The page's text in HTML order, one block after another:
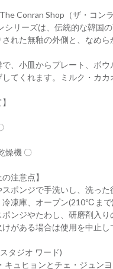
Conran Shop（ザ・コン
シリーズは、伝統的な韓国
れた無釉の外側と、なめ
、小皿からプレート、ボ
てくれます。ミルク・カカ
燥機 〇
注意点】
スポンジで手洗いし、洗っ
冷凍庫、オープン(210℃まで)
ポンジやたわし、研磨剤入
けがある場合は使用を中止し
タジオ ワード)
キュヒョンとチェ・ジュン